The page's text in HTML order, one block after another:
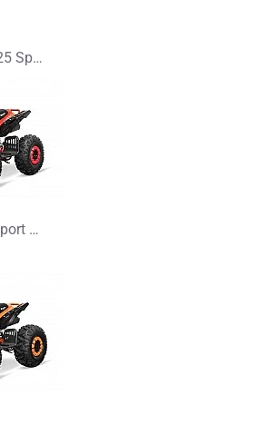
Speedy RG7 RS 125 Spalinowy Midi Quad
Speedy GS S7-A Sport 125 Spalinowy Midi Quad